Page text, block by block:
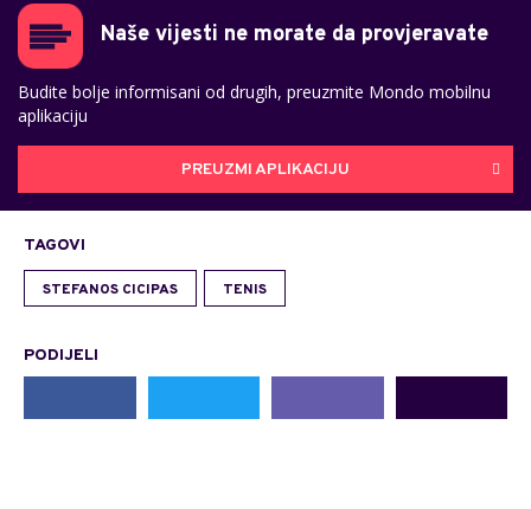
Naše vijesti ne morate da provjeravate
Budite bolje informisani od drugih, preuzmite Mondo mobilnu
aplikaciju
PREUZMI APLIKACIJU
TAGOVI
STEFANOS CICIPAS TENIS
PODIJELI